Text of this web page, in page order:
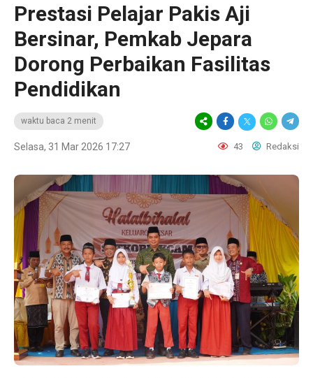
Prestasi Pelajar Pakis Aji
Bersinar, Pemkab Jepara
Dorong Perbaikan Fasilitas
Pendidikan
waktu baca 2 menit
Selasa, 31 Mar 2026 17:27 43 Redaksi